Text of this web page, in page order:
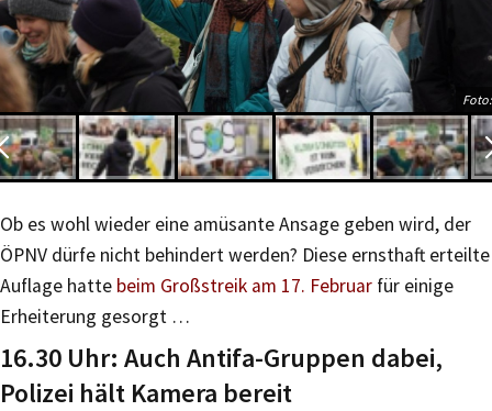
Ob es wohl wieder eine amüsante Ansage geben wird, der
ÖPNV dürfe nicht behindert werden? Diese ernsthaft erteilte
Auflage hatte beim Großstreik am 17. Februar für einige
Erheiterung gesorgt …
16.30 Uhr: Auch Antifa-Gruppen dabei,
Polizei hält Kamera bereit